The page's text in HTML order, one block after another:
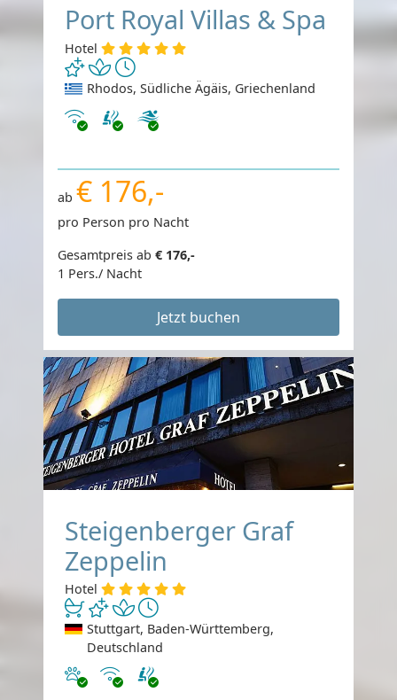
Port Royal Villas & Spa
Hotel
Rhodos, Südliche Ägäis, Griechenland
Internet
ab € 176,-
pro Person pro Nacht
Gesamtpreis ab € 176,-
1 Pers./ Nacht
Jetzt buchen
Steigenberger Graf
Zeppelin
Hotel
Stuttgart, Baden-Württemberg,
Deutschland
Haustiere erlaubt
Internet